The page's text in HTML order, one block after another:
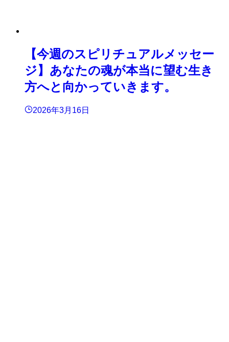
【今週のスピリチュアルメッセー
ジ】あなたの魂が本当に望む生き
方へと向かっていきます。
2026年3月16日